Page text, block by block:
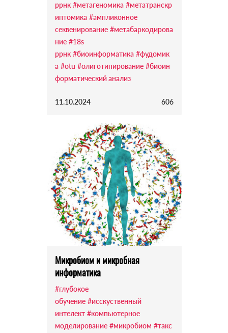
ррнк #метагеномика #метатранскр
иптомика #ампликонное
секвенирование #метабаркодирова
ние #18s
ррнк #биоинформатика #фудомик
а #otu #олиготипирование #биоин
форматический анализ
11.10.2024 606
Микробиом и микробная
информатика
#глубокое
обучение #исскуственный
интелект #компьютерное
моделирование #микробиом #такс